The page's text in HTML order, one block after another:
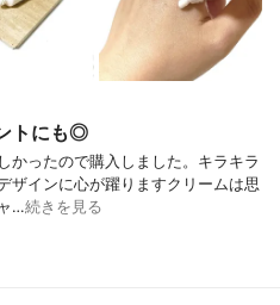
トにも◎
かったので購入しました。キラキラ
ザインに心が躍りますクリームは思
…続きを見る